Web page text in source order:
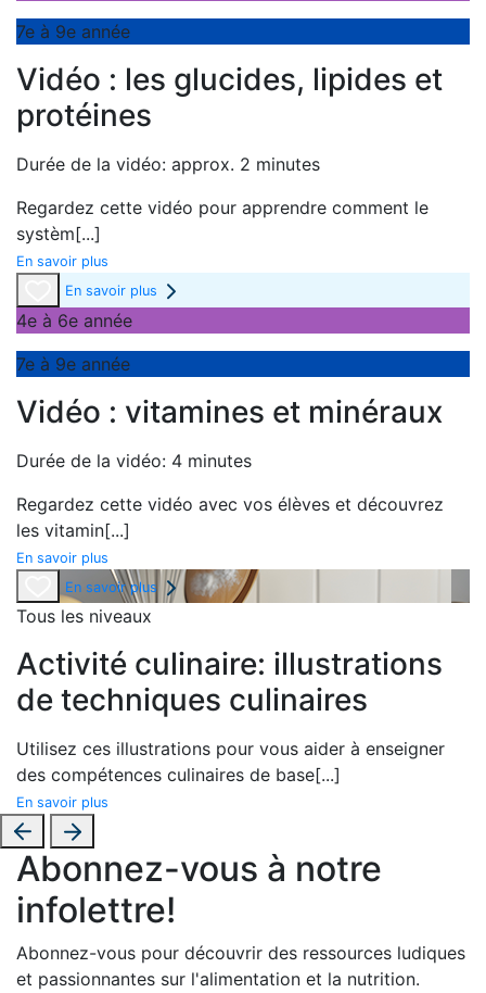
7e à 9e année
Vidéo : les glucides, lipides et
protéines
Durée de la vidéo: approx. 2 minutes
Regardez cette vidéo pour apprendre comment le
systèm[...]
En savoir plus
En savoir plus
4e à 6e année
7e à 9e année
Vidéo : vitamines et minéraux
Durée de la vidéo: 4 minutes
Regardez cette vidéo avec vos élèves et découvrez
les vitamin[...]
En savoir plus
En savoir plus
Tous les niveaux
Activité culinaire: illustrations
de techniques culinaires
Utilisez ces illustrations pour vous aider à enseigner
des compétences culinaires de base[...]
En savoir plus
Abonnez-vous à notre
infolettre!
Abonnez-vous pour découvrir des ressources ludiques
et passionnantes sur l'alimentation et la nutrition.